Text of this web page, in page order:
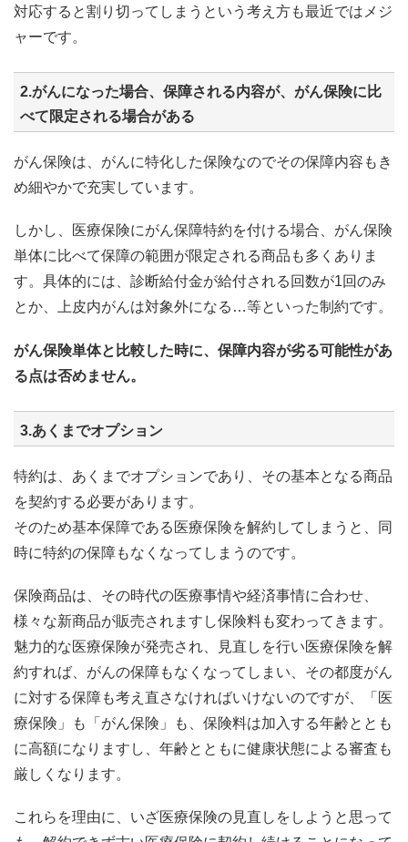
対応すると割り切ってしまうという考え方も最近ではメジ
ャーです。
2.がんになった場合、保障される内容が、がん保険に比
べて限定される場合がある
がん保険は、がんに特化した保険なのでその保障内容もき
め細やかで充実しています。
しかし、医療保険にがん保障特約を付ける場合、がん保険
単体に比べて保障の範囲が限定される商品も多くありま
す。具体的には、診断給付金が給付される回数が1回のみ
とか、上皮内がんは対象外になる…等といった制約です。
がん保険単体と比較した時に、保障内容が劣る可能性があ
る点は否めません。
3.あくまでオプション
特約は、あくまでオプションであり、その基本となる商品
を契約する必要があります。
そのため基本保障である医療保険を解約してしまうと、同
時に特約の保障もなくなってしまうのです。
保険商品は、その時代の医療事情や経済事情に合わせ、
様々な新商品が販売されますし保険料も変わってきます。
魅力的な医療保険が発売され、見直しを行い医療保険を解
約すれば、がんの保障もなくなってしまい、その都度がん
に対する保障も考え直さなければいけないのですが、「医
療保険」も「がん保険」も、保険料は加入する年齢ととも
に高額になりますし、年齢とともに健康状態による審査も
厳しくなります。
これらを理由に、いざ医療保険の見直しをしようと思って